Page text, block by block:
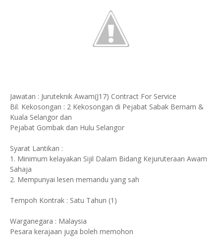
Jawatan : Juruteknik Awam(J17) Contract For Service
Bil. Kekosongan : 2 Kekosongan di Pejabat Sabak Bernam &
Kuala Selangor dan
Pejabat Gombak dan Hulu Selangor
Syarat Lantikan :
1. Minimum kelayakan Sijil Dalam Bidang Kejuruteraan Awam
Sahaja
2. Mempunyai lesen memandu yang sah
Tempoh Kontrak : Satu Tahun (1)
Warganegara : Malaysia
Pesara kerajaan juga boleh memohon